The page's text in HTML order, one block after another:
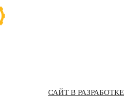
САЙТ В РАЗРАБОТКЕ